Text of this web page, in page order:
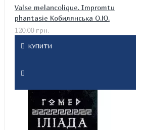
Valse melancolique. Impromtu
phantasie Кобилянська О.Ю.
120.00 грн.
КУПИТИ